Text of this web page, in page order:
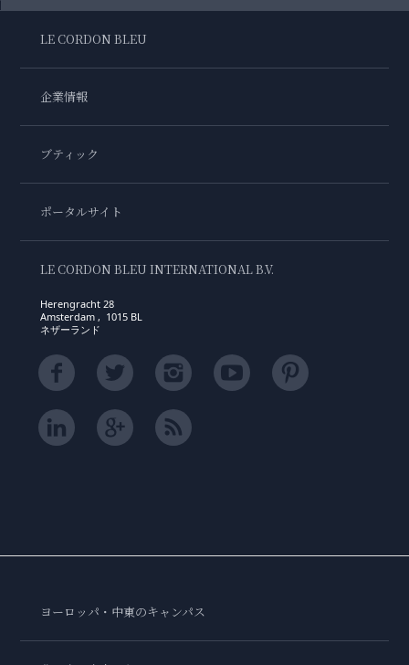
LE CORDON BLEU
企業情報
ブティック
ポータルサイト
LE CORDON BLEU INTERNATIONAL B.V.
Herengracht 28
Amsterdam , 1015 BL
ネザーランド
ヨーロッパ・中東のキャンパス